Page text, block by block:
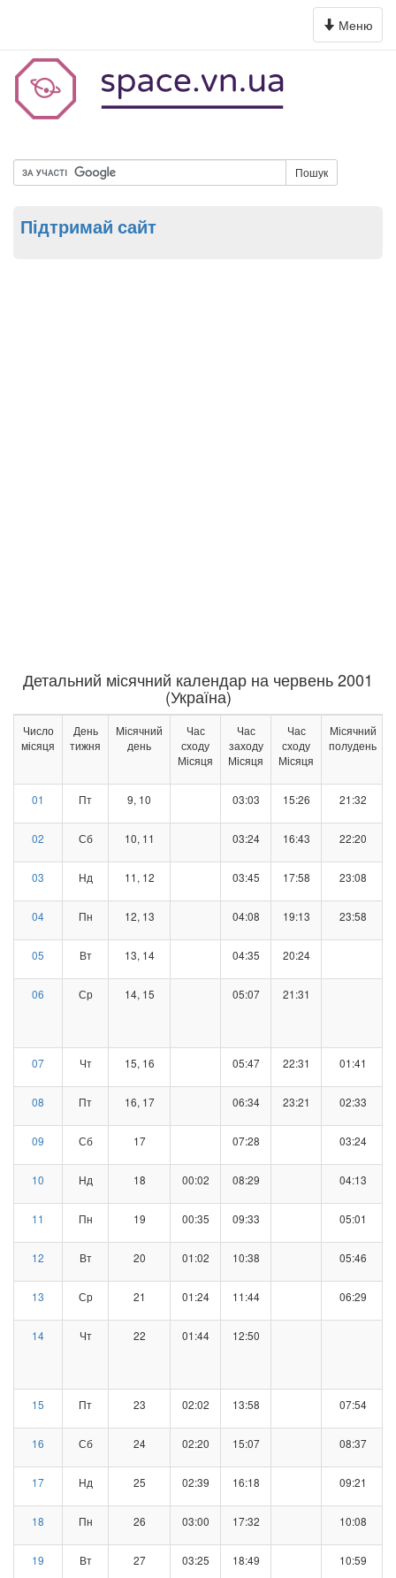
Toggle
navigation
Меню
Пошук
Підтримай сайт
Детальний місячний календар на червень 2001
(Україна)
Число
місяця
День
тижня
Місячний
день
Час
сходу
Місяця
Час
заходу
Місяця
Час
сходу
Місяця
Місячний
полудень
01 Пт 9, 10 03:03 15:26 21:32
02 Сб 10, 11 03:24 16:43 22:20
03 Нд 11, 12 03:45 17:58 23:08
04 Пн 12, 13 04:08 19:13 23:58
05 Вт 13, 14 04:35 20:24
06 Ср 14, 15 05:07 21:31
07 Чт 15, 16 05:47 22:31 01:41
08 Пт 16, 17 06:34 23:21 02:33
09 Сб 17 07:28 03:24
10 Нд 18 00:02 08:29 04:13
11 Пн 19 00:35 09:33 05:01
12 Вт 20 01:02 10:38 05:46
13 Ср 21 01:24 11:44 06:29
14 Чт 22 01:44 12:50
15 Пт 23 02:02 13:58 07:54
16 Сб 24 02:20 15:07 08:37
17 Нд 25 02:39 16:18 09:21
18 Пн 26 03:00 17:32 10:08
19 Вт 27 03:25 18:49 10:59